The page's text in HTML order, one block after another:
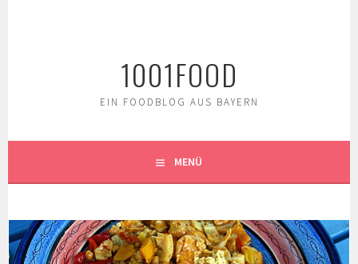
1001FOOD
EIN FOODBLOG AUS BAYERN
MENÜ